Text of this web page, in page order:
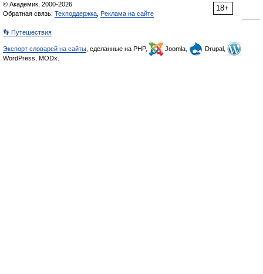
18+
© Академик, 2000-2026
Обратная связь: Техподдержка Реклама на сайте
👣 Путешествия
Экспорт словарей на сайты , сделанные на PHP, Joomla,
Drupal,
WordPress, MODx.